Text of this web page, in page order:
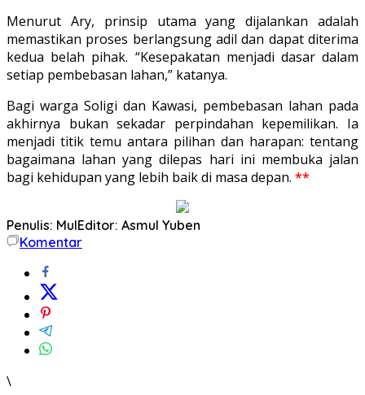
Menurut Ary, prinsip utama yang dijalankan adalah
memastikan proses berlangsung adil dan dapat diterima
kedua belah pihak. “Kesepakatan menjadi dasar dalam
setiap pembebasan lahan,” katanya.
Bagi warga Soligi dan Kawasi, pembebasan lahan pada
akhirnya bukan sekadar perpindahan kepemilikan. Ia
menjadi titik temu antara pilihan dan harapan: tentang
bagaimana lahan yang dilepas hari ini membuka jalan
bagi kehidupan yang lebih baik di masa depan. **
Penulis: MulEditor: Asmul Yuben
Komentar
\